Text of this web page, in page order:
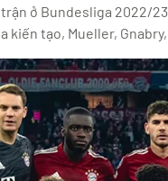
ở Bundesliga 2022/
kiến tạo, Mueller,